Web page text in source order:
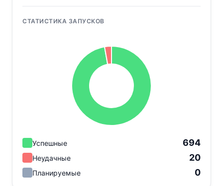
СТАТИСТИКА ЗАПУСКОВ
Успешные 694
Неудачные 20
Планируемые 0